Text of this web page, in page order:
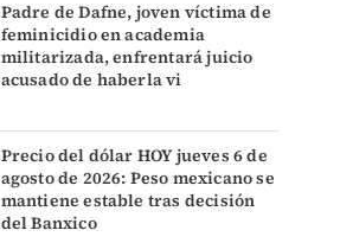
Padre de Dafne, joven víctima de
feminicidio en academia
militarizada, enfrentará juicio
acusado de haberla vi
Precio del dólar HOY jueves 6 de
agosto de 2026: Peso mexicano se
mantiene estable tras decisión
del Banxico